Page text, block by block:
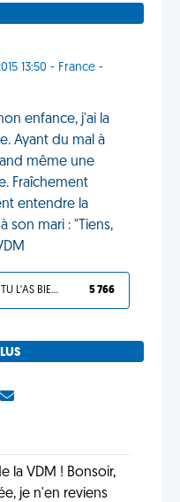
13:50 - France -
enfance, j'ai la
Ayant du mal à
même une
Fraîchement
entendre la
son mari : "Tiens,
TU L'AS BIEN MÉRITÉ 5 766
la VDM ! Bonsoir,
je n'en reviens